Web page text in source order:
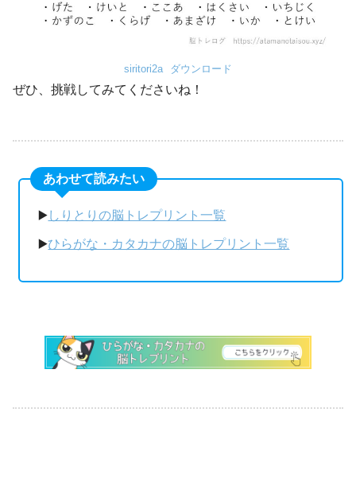
siritori2a ダウンロード
ぜひ、挑戦してみてくださいね！
あわせて読みたい
▶️しりとりの脳トレプリント一覧
▶️ひらがな・カタカナの脳トレプリント一覧